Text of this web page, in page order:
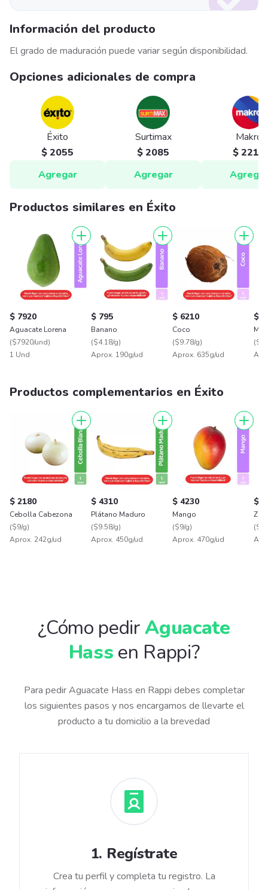
Información del producto
El grado de maduración puede variar según disponibilidad.
Opciones adicionales de compra
Éxito
$ 2055
Agregar
Surtimax
$ 2085
Agregar
Makro
$ 2215
Agregar
Productos similares en Éxito
$ 7920
Aguacate Lorena
($7920/und)
1 Und
$ 795
Banano
($4.18/g)
Aprox. 190g/ud
$ 6210
Coco
($9.78/g)
Aprox. 635g/ud
$
(
Productos complementarios en Éxito
$ 2180
Cebolla Cabezona
($9/g)
Aprox. 242g/ud
$ 4310
Plátano Maduro
($9.58/g)
Aprox. 450g/ud
$ 4230
Mango
($9/g)
Aprox. 470g/ud
$
(
¿Cómo pedirAguacate
Hass en Rappi?
Para pedir Aguacate Hass en Rappi debes completar
los siguientes pasos y nos encargamos de llevarte el
producto a tu domicilio a la brevedad
1. Regístrate
Crea tu perfil y completa tu registro. La